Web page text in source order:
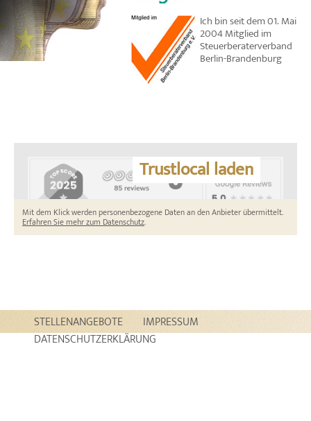
Ich bin seit dem 01. Mai
2004 Mitglied im
Steuerberaterverband
Berlin-Brandenburg
Trustlocal laden
Mit dem Klick werden personenbezogene Daten an den Anbieter übermittelt.
Erfahren Sie mehr zum Datenschutz.
STELLENANGEBOTE
IMPRESSUM
DATENSCHUTZERKLÄRUNG